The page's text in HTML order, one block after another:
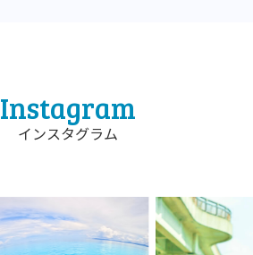
Instagram
インスタグラム